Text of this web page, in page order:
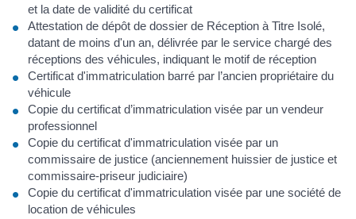
et la date de validité du certificat
Attestation de dépôt de dossier de Réception à Titre Isolé,
datant de moins d'un an, délivrée par le service chargé des
réceptions des véhicules, indiquant le motif de réception
Certificat d'immatriculation barré par l’ancien propriétaire du
véhicule
Copie du certificat d’immatriculation visée par un vendeur
professionnel
Copie du certificat d'immatriculation visée par un
commissaire de justice (anciennement huissier de justice et
commissaire-priseur judiciaire)
Copie du certificat d'immatriculation visée par une société de
location de véhicules